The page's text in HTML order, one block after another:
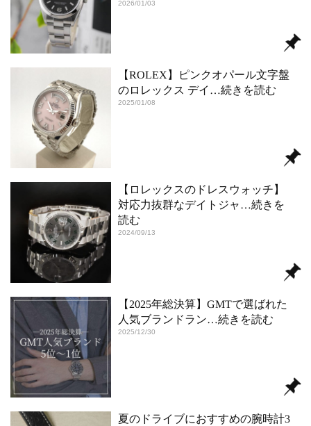
2026/01/03
【ROLEX】ピンクオパール文字盤
のロレックス デイ …続きを読む
2025/01/08
【ロレックスのドレスウォッチ】
対応力抜群なデイトジャ …続きを
読む
2024/09/13
【2025年総決算】GMTで選ばれた
人気ブランドラン…続きを読む
2025/12/30
夏のドライブにおすすめの腕時計3